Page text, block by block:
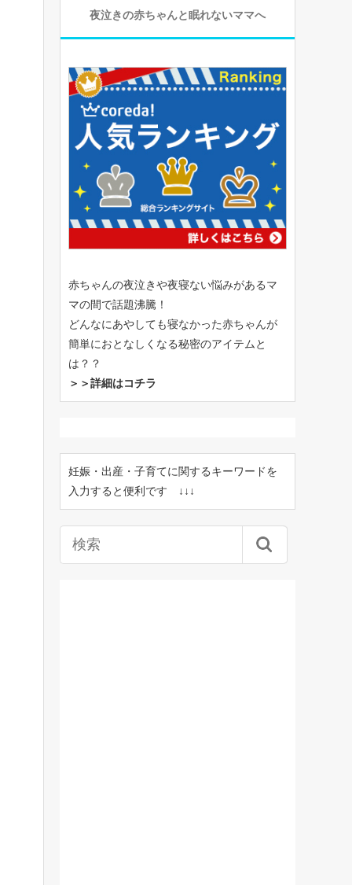
夜泣きの赤ちゃんと眠れないママへ
赤ちゃんの夜泣きや夜寝ない悩みがあるマ
マの間で話題沸騰！
どんなにあやしても寝なかった赤ちゃんが
簡単におとなしくなる秘密のアイテムと
は？？
＞＞詳細はコチラ
妊娠・出産・子育てに関するキーワードを
入力すると便利です ↓↓↓